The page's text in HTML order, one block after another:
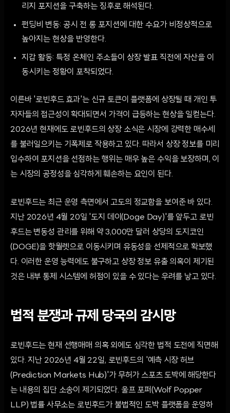
리지 포지션을 구축하는 징후로 해석된다.
펀딩비 변동: 공시 전 롱 포지션에 대한 수요가 비정상적으로
높아지는 현상을 반영한다.
지갑 활동: 특정 온체인 주소들이 상장 발표 직전에 자산을 이
동시키는 정황이 포착되었다.
이른바 '로빈후드 효과'는 신규 토큰이 플랫폼에 상장될 때 개인 투
자자들의 접근성이 확대되면서 가격이 급등하는 현상을 일컫는다.
2026년 현재에도 로빈후드의 상장 소식은 시장에 강력한 매수세
를 불러일으키는 기폭제로 작용하고 있다. 따라서 상장 정보를 미리
입수하여 포지션을 선점하는 행위는 매우 높은 수익을 보장하며, 이
는 시장의 공정성을 심각하게 훼손하는 요인이 된다.
로빈후드는 최근 운영 측면에서 고도의 정교함을 보여준 바 있다.
지난 2026년 4월 20일 '도지 데이(Doge Day)'를 앞두고 로빈
후드는 변동성 관리를 위해 약 3,000만 달러 상당의 도지코인
(DOGE)을 핫월렛으로 이동시키며 유동성을 선제적으로 확보했
다. 이러한 운영 능력에도 불구하고 상장 정보 유출 의혹이 제기된
것은 내부 통제 시스템에 허점이 있을 수 있다는 우려를 낳고 있다.
법적 분쟁과 규제 당국의 감시망
로빈후드는 현재 선행매매 의혹 외에도 심각한 법적 도전에 직면해
있다. 지난 2026년 4월 22일, 로빈후드의 '예측 시장 허브
(Prediction Markets Hub)'가 무허가 스포츠 도박에 해당한다
는 내용의 집단 소송이 제기되었다. 울프 포퍼(Wolf Popper
LLP) 법률 사무소는 로빈후드가 불법적인 도박 플랫폼을 운영하